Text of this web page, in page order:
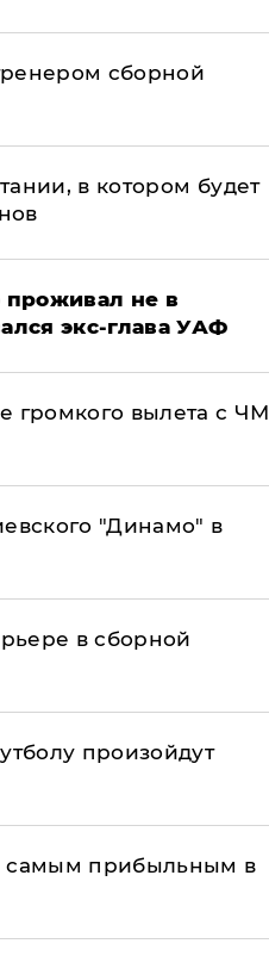
сборной
в котором будет
проживал не в
экс-глава УАФ
громкого вылета с ЧМ
"Динамо" в
в сборной
произойдут
самым прибыльным в